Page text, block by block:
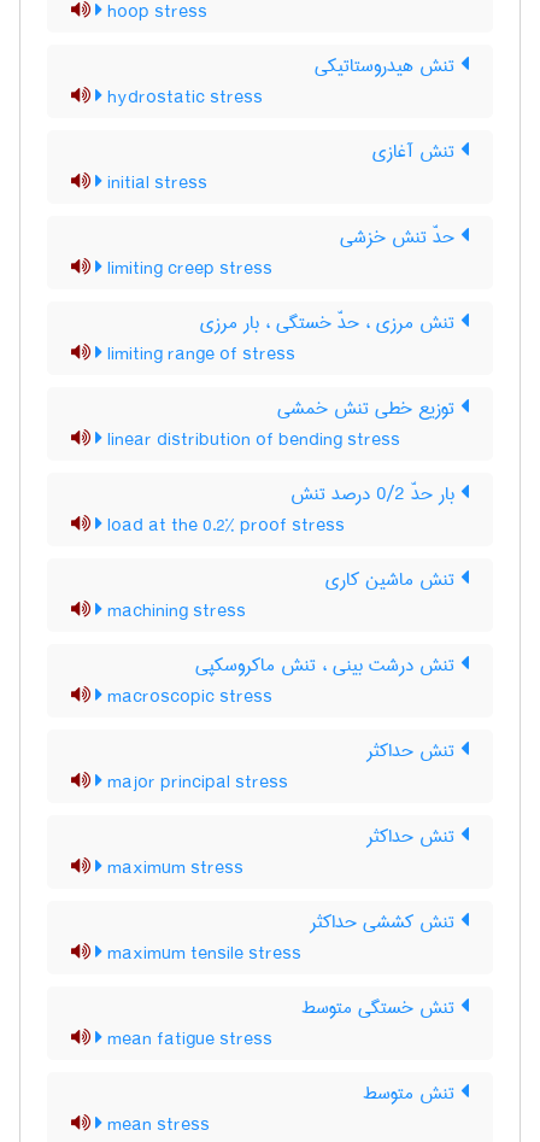
hoop stress
تنش هیدروستاتیکی
hydrostatic stress
تنش آغازی
initial stress
حدّ تنش خزشی
limiting creep stress
تنش مرزی ، حدّ خستگی ، بار مرزی
limiting range of stress
توزیع خطی تنش خمشی
linear distribution of bending stress
بار حدّ 0/2 درصد تنش
load at the 0.2% proof stress
تنش ماشین کاری
machining stress
تنش درشت بینی ، تنش ماکروسکپی
macroscopic stress
تنش حداکثر
major principal stress
تنش حداکثر
maximum stress
تنش کششی حداکثر
maximum tensile stress
تنش خستگی متوسط
mean fatigue stress
تنش متوسط
mean stress